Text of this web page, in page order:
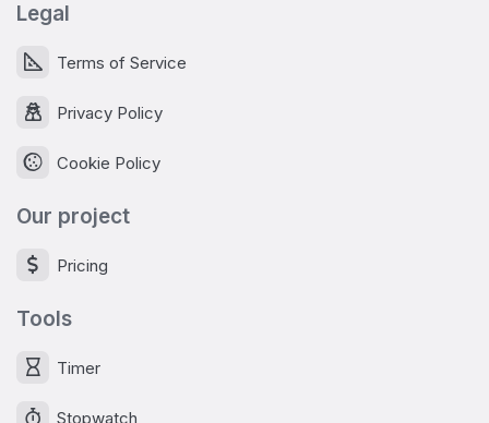
Legal
Terms of Service
Privacy Policy
Cookie Policy
Our project
Pricing
Tools
Timer
Stopwatch